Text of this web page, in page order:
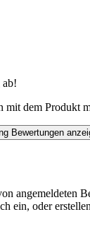
ab!
mit dem Produkt
Bewertungen
angemeldeten
ein, oder